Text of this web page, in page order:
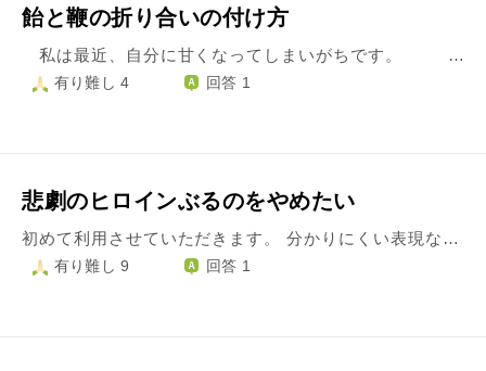
飴と鞭の折り合いの付け方
私は最近、自分に甘くなってしまいがちです。 というのも、この一年くらい前までは自分に厳しくし過ぎて情緒不安定な時期が続き、思考は常に生死の狭間にいました。 そんな時、《他人に頼る》ことでメンタルを回復することを学んだ私は、自分に甘くてもいいんだ。と思いようになりました。 しかし、自分に甘くすることを学んだ今、極端に怠惰な生活を送ったり、重要なのに嫌なことを先延ばしにしてしまう〔怠け癖〕がついてしまいました。 しかも、その怠け癖を死なないための自己防衛だと思い込んで逃げていた結果、ある物事において大きな失敗をしてしまいました。 なんとかして自分に厳しかった頃の私に戻りたいのですが、情緒不安定になることは避けたい！と、逃げようとする自分もいます。 そこで、いわゆる自分に対する飴と鞭の折り合いの付け方について、何かアドバイスなどありましたら教えてください。 わかりにくい文章ですみません。 助言いただけると嬉しいです。
有り難し 4 回答 1
悲劇のヒロインぶるのをやめたい
初めて利用させていただきます。 分かりにくい表現などありましたら申し訳ございません。 下記から本題です。 悲劇のヒロインぶるのをやめたいです。 人から構って欲しいあまりに、 過去の嫌な思い出や体験を、身内も見ている鍵付SNSに書き込む癖があります。 自分の苦労を周りに知らしめたい、 こんなに苦労や我慢をしている私凄いでしょ、と心のどこかで思っています。 過去の出来事がトラウマだから今こんなに塞ぎ込んでいる、と自分や身内に言い訳をする為でもあります。 ですが、心の寂しさを誰かに慰めてほしいという気持ちがあるのも事実です。 過去に家族に悩み事を相談した際、相手にされなかった事が心に残っており、人と対面して悩みを打ち明ける勇気が出ません。 卑下慢という言葉を最近知りましたが、まさに自分だと感じています。 自分に酔わず、謙虚で素直になるにはどのような心構えでいればいいでしょうか。 変わるにはまずなにをすればいいのでしょうか。 よろしくお願いいたします。
有り難し 9 回答 1